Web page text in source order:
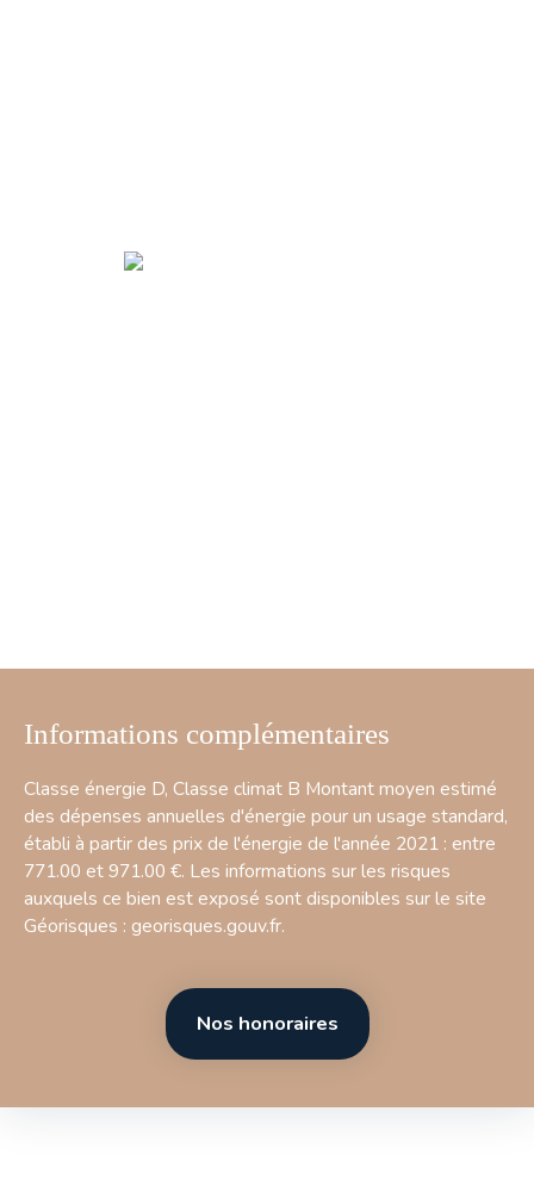
Informations complémentaires
Classe énergie D, Classe climat B Montant moyen estimé
des dépenses annuelles d'énergie pour un usage standard,
établi à partir des prix de l'énergie de l'année 2021 : entre
771.00 et 971.00 €. Les informations sur les risques
auxquels ce bien est exposé sont disponibles sur le site
Géorisques : georisques.gouv.fr.
Nos honoraires